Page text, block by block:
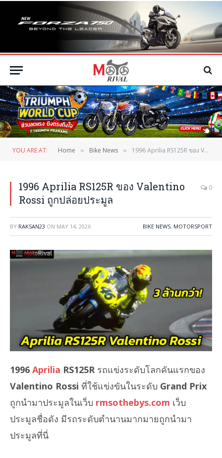
YOU ARE AT: Home » Bike News » 1996 Aprilia RS125R ของ Valentino Rossi ถูกปล่อยประมูล
1996 Aprilia RS125R ของ Valentino
Rossi ถูกปล่อยประมูล
0
BY RAKSAN23 ON MAY 14, 2026 BIKE NEWS, MOTORSPORT
1996 Aprilia RS125R รถแข่งระดับโลกคันแรกของ
Valentino Rossi ที่ใช้แข่งขันในระดับ Grand Prix
ถูกนำมาประมูลในเว็บ rmsothebys.com เว็บ
ประมูลชื่อดัง มีรถระดับตำนานมากมายถูกนำมา
ประมูลที่นี่